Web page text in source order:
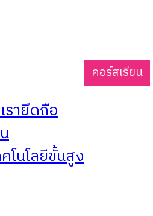
ายึดถือ
โนโลยีขั้นสูง
คอร์สเรียน